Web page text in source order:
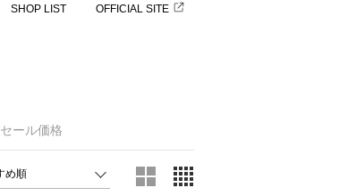
SHOP LIST OFFICIAL SITE
セール価格